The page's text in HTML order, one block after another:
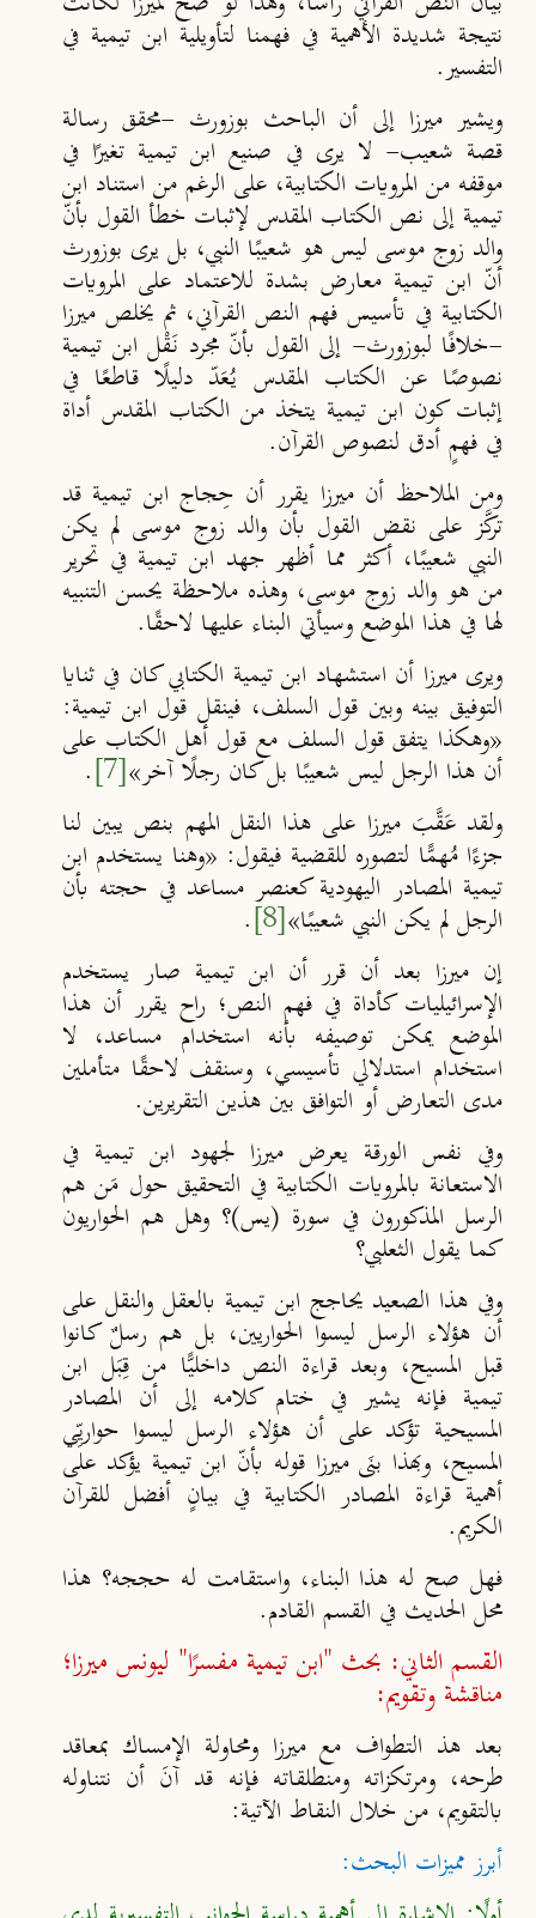
نتيجة شديدة الأهمية في فهمنا لتأويلية ابن تيمية في
التفسير.
ويشير ميرزا إلى أن الباحث بوزورث -محقق رسالة
قصة شعيب- لا يرى في صنيع ابن تيمية تغيرًا في
موقفه من المرويات الكتابية، على الرغم من استناد ابن
تيمية إلى نص الكتاب المقدس لإثبات خطأ القول بأنّ
والد زوج موسى ليس هو شعيبًا النبي، بل يرى بوزورث
أنّ ابن تيمية معارض بشدة للاعتماد على المرويات
الكتابية في تأسيس فهم النص القرآني، ثم يخلص ميرزا
-خلافًا لبوزورث- إلى القول بأنّ مجرد نَقْل ابن تيمية
نصوصًا عن الكتاب المقدس يُعَدّ دليلًا قاطعًا في
إثبات كون ابن تيمية يتخذ من الكتاب المقدس أداة
في فهمٍ أدق لنصوص القرآن.
ومن الملاحظ أن ميرزا يقرر أن حِجاج ابن تيمية قد
تركَّز على نقض القول بأن والد زوج موسى لم يكن
النبي شعيبًا، أكثر مما أظهر جهد ابن تيمية في تحرير
من هو والد زوج موسى، وهذه ملاحظة يحسن التنبيه
لها في هذا الموضع وسيأتي البناء عليها لاحقًا.
ويرى ميرزا أن استشهاد ابن تيمية الكتابي كان في ثنايا
التوفيق بينه وبين قول السلف، فينقل قول ابن تيمية:
«وهكذا يتفق قول السلف مع قول أهل الكتاب على
أن هذا الرجل ليس شعيبًا بل كان رجلًا آخر»[7]
.
ولقد عَقَّبَ ميرزا على هذا النقل المهم بنص يبين لنا
جزءًا مُهمًّا لتصوره للقضية فيقول: «وهنا يستخدم ابن
تيمية المصادر اليهودية كعنصر مساعد في حجته بأن
الرجل لم يكن النبي شعيبًا»[8]
.
إن ميرزا بعد أن قرر أن ابن تيمية صار يستخدم
الإسرائيليات كأداة في فهم النص؛ راح يقرر أن هذا
الموضع يمكن توصيفه بأنه استخدام مساعد، لا
استخدام استدلالي تأسيسي، وسنقف لاحقًا متأملين
مدى التعارض أو التوافق بين هذين التقريرين.
وفي نفس الورقة يعرض ميرزا لجهود ابن تيمية في
الاستعانة بالمرويات الكتابية في التحقيق حول مَن هم
الرسل المذكورون في سورة (يس)؟ وهل هم الحواريون
كما يقول الثعلبي؟
وفي هذا الصعيد يحاجج ابن تيمية بالعقل والنقل على
أن هؤلاء الرسل ليسوا الحواريين، بل هم رسلٌ كانوا
قبل المسيح، وبعد قراءة النص داخليًّا من قِبَل ابن
تيمية فإنه يشير في ختام كلامه إلى أن المصادر
المسيحية تؤكد على أن هؤلاء الرسل ليسوا حواريِّي
المسيح، وبهذا بنَى ميرزا قوله بأنّ ابن تيمية يؤكد على
أهمية قراءة المصادر الكتابية في بيانٍ أفضل للقرآن
الكريم.
فهل صح له هذا البناء، واستقامت له حججه؟ هذا
محل الحديث في القسم القادم.
القسم الثاني: بحث "ابن تيمية مفسرًا" ليونس ميرزا؛
مناقشة وتقويم:
بعد هذ التطواف مع ميرزا ومحاولة الإمساك بمعاقد
طرحه، ومرتكزاته ومنطلقاته فإنه قد آنَ أن نتناوله
بالتقويم، من خلال النقاط الآتية:
أبرز مميزات البحث: